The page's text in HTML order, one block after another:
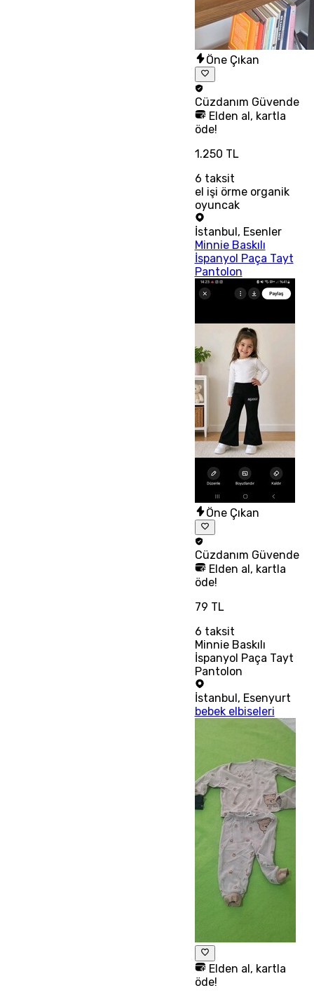
Öne Çıkan
Cüzdanım Güvende
Elden al, kartla
öde!
1.250 TL
6 taksit
el işi örme organik
oyuncak
İstanbul, Esenler
Minnie Baskılı
İspanyol Paça Tayt
Pantolon
Öne Çıkan
Cüzdanım Güvende
Elden al, kartla
öde!
79 TL
6 taksit
Minnie Baskılı
İspanyol Paça Tayt
Pantolon
İstanbul , Esenyurt
bebek elbiseleri
Elden al, kartla
öde!